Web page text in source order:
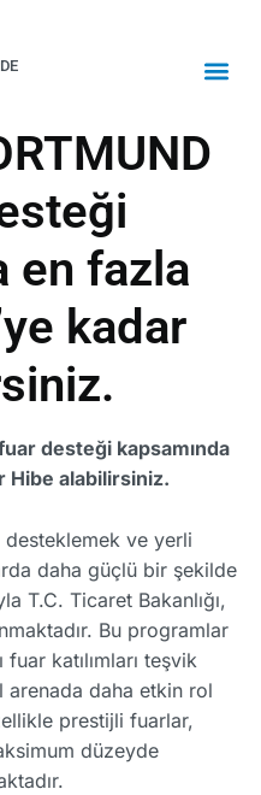
en fazla
kadar
desteği kapsamında
Hibe alabilirsiniz.
desteklemek ve yerli
daha güçlü bir şekilde
T.C. Ticaret Bakanlığı,
Bu programlar
katılımları teşvik
arenada daha etkin rol
prestijli fuarlar,
düzeyde